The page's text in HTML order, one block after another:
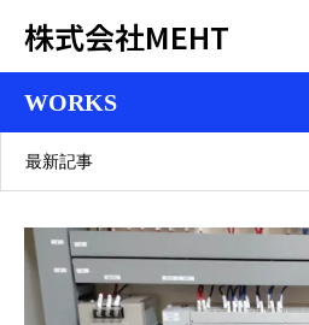
株式会社MEHT
WORKS
最新記事